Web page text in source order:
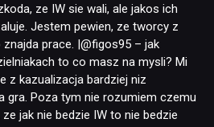
ze IW sie wali, ale jakos ich
Jestem pewien, ze tworcy z
prace. |@figos95 – jak
to co masz na mysli? Mi
z kazualizacja bardziej niz
gra. Poza tym nie rozumiem czemu
ze jak nie bedzie IW to nie bedzie